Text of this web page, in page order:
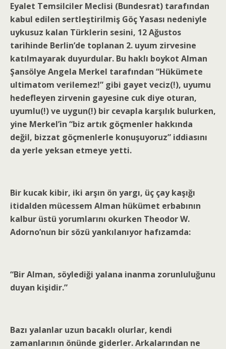
Eyalet Temsilciler Meclisi (Bundesrat) tarafından
kabul edilen sertleştirilmiş Göç Yasası nedeniyle
uykusuz kalan Türklerin sesini, 12 Ağustos
tarihinde Berlin’de toplanan 2. uyum zirvesine
katılmayarak duyurdular. Bu haklı boykot Alman
Şansölye Angela Merkel tarafından “Hükümete
ultimatom verilemez!” gibi gayet veciz(!), uyumu
hedefleyen zirvenin gayesine cuk diye oturan,
uyumlu(!) ve uygun(!) bir cevapla karşılık bulurken,
yine Merkel’in “biz artık göçmenler hakkında
değil, bizzat göçmenlerle konuşuyoruz” iddiasını
da yerle yeksan etmeye yetti.
Bir kucak kibir, iki arşın ön yargı, üç çay kaşığı
itidalden mücessem Alman hükümet erbabının
kalbur üstü yorumlarını okurken Theodor W.
Adorno’nun bir sözü yankılanıyor hafızamda:
“Bir Alman, söylediği yalana inanma zorunluluğunu
duyan kişidir.”
Bazı yalanlar uzun bacaklı olurlar, kendi
zamanlarının önünde giderler. Arkalarından ne